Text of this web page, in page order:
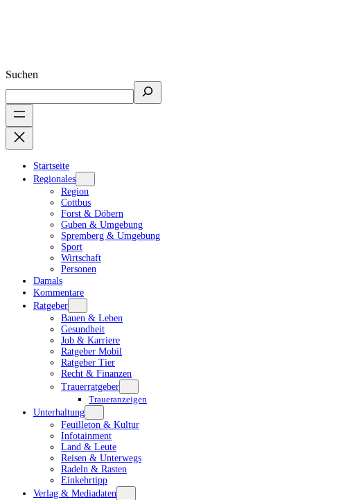
Suchen
Startseite
Regionales
Region
Cottbus
Forst & Döbern
Guben & Umgebung
Spremberg & Umgebung
Sport
Wirtschaft
Personen
Damals
Kommentare
Ratgeber
Bauen & Leben
Gesundheit
Job & Karriere
Ratgeber Mobil
Ratgeber Tier
Recht & Finanzen
Trauerratgeber
Traueranzeigen
Unterhaltung
Feuilleton & Kultur
Infotainment
Land & Leute
Reisen & Unterwegs
Radeln & Rasten
Einkehrtipp
Verlag & Mediadaten